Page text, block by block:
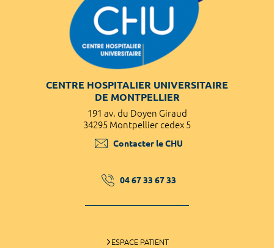
CENTRE HOSPITALIER UNIVERSITAIRE
DE MONTPELLIER
191 av. du Doyen Giraud
34295 Montpellier cedex 5
Contacter le CHU
04 67 33 67 33
ESPACE PATIENT